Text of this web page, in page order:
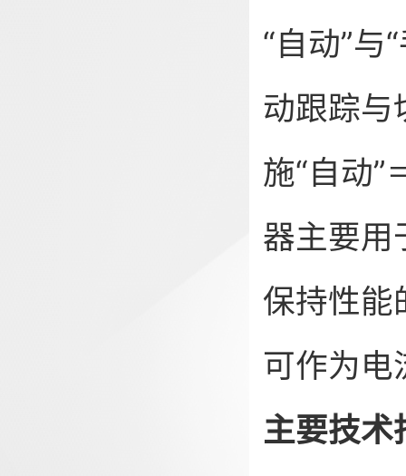
“自动”与
动跟踪与
施“自动”
器主要用
保持性能
可作为
主要技术